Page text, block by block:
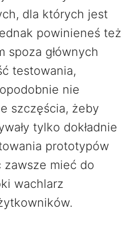
dla których jest
powinieneś też
spoza głównych
testowania,
nie
szczęścia, żeby
tylko dokładnie
prototypów
mieć do
wachlarz